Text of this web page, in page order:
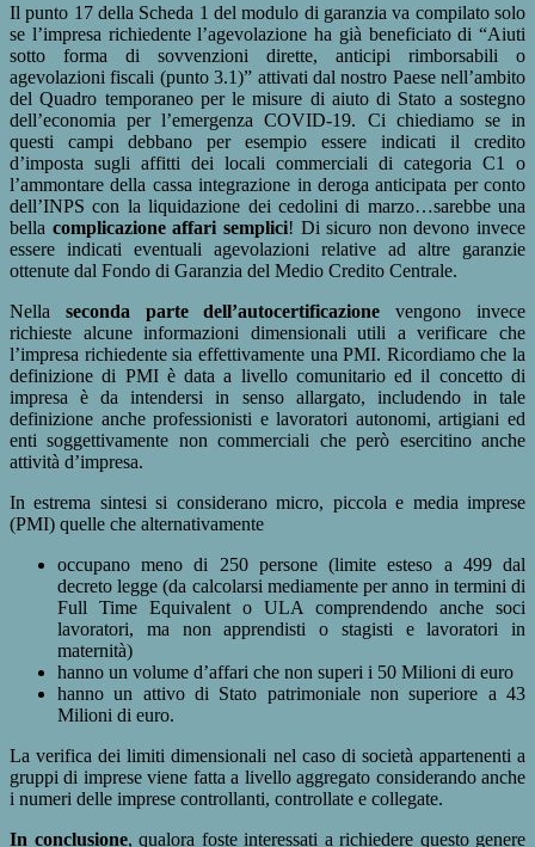
Il punto 17 della Scheda 1 del modulo di garanzia va compilato solo
se l’impresa richiedente l’agevolazione ha già beneficiato di “Aiuti
sotto forma di sovvenzioni dirette, anticipi rimborsabili o
agevolazioni fiscali (punto 3.1)” attivati dal nostro Paese nell’ambito
del Quadro temporaneo per le misure di aiuto di Stato a sostegno
dell’economia per l’emergenza COVID-19. Ci chiediamo se in
questi campi debbano per esempio essere indicati il credito
d’imposta sugli affitti dei locali commerciali di categoria C1 o
l’ammontare della cassa integrazione in deroga anticipata per conto
dell’INPS con la liquidazione dei cedolini di marzo…sarebbe una
bella complicazione affari semplici! Di sicuro non devono invece
essere indicati eventuali agevolazioni relative ad altre garanzie
ottenute dal Fondo di Garanzia del Medio Credito Centrale.
Nella seconda parte dell’autocertificazione vengono invece
richieste alcune informazioni dimensionali utili a verificare che
l’impresa richiedente sia effettivamente una PMI. Ricordiamo che la
definizione di PMI è data a livello comunitario ed il concetto di
impresa è da intendersi in senso allargato, includendo in tale
definizione anche professionisti e lavoratori autonomi, artigiani ed
enti soggettivamente non commerciali che però esercitino anche
attività d’impresa.
In estrema sintesi si considerano micro, piccola e media imprese
(PMI) quelle che alternativamente
occupano meno di 250 persone (limite esteso a 499 dal
decreto legge (da calcolarsi mediamente per anno in termini di
Full Time Equivalent o ULA comprendendo anche soci
lavoratori, ma non apprendisti o stagisti e lavoratori in
maternità)
hanno un volume d’affari che non superi i 50 Milioni di euro
hanno un attivo di Stato patrimoniale non superiore a 43
Milioni di euro.
La verifica dei limiti dimensionali nel caso di società appartenenti a
gruppi di imprese viene fatta a livello aggregato considerando anche
i numeri delle imprese controllanti, controllate e collegate.
In conclusione, qualora foste interessati a richiedere questo genere